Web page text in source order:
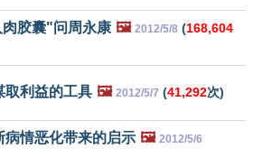
胶囊"问周永康 🖼️ 2012/5/8 (168,604
取利益的工具 🖼️ 2012/5/7 (41,292次)
病情恶化带来的启示 🖼️ 2012/5/6